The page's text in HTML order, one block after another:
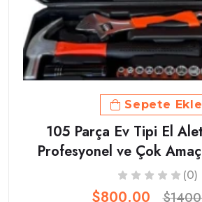
Sepete Ekle
105 Parça Ev Tipi El
Profesyonel ve Çok
(0)
$800.00